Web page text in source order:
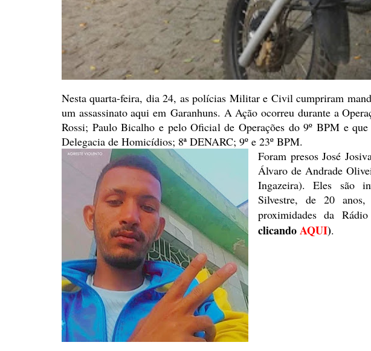
Nesta quarta-feira, dia 24, aspolícias Militar e Civil cumpriram
um assassinato aqui em Garanhuns. A Ação ocorreu durante a
Rossi; Paulo Bicalho e pelo Oficial de Operações do 9º BPM e
Delegacia de Homicídios; 8ª DENARC; 9º e 23º BPM.
Foram presos José
Álvaro de Andrade
Ingazeira). Eles são
Silvestre, de 20
proximidades da
clicandoAQUI).